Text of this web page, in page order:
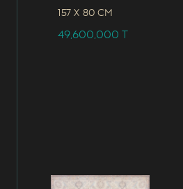
157 x 80 CM
49,600,000T